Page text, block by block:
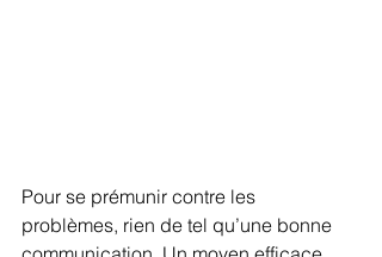
Pour se prémunir contre les
problèmes, rien de tel qu’une bonne